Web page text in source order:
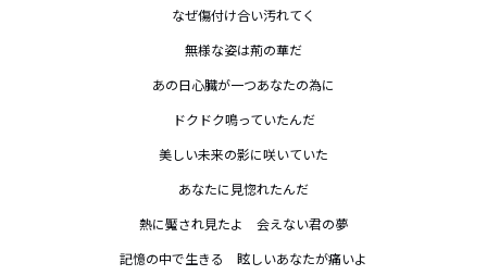
なぜ傷付け合い汚れてく
無様な姿は荊の華だ
あの日心臓が一つあなたの為に
ドクドク鳴っていたんだ
美しい未来の影に咲いていた
あなたに見惚れたんだ
熱に魘され見たよ　会えない君の夢
記憶の中で生きる　眩しいあなたが痛いよ